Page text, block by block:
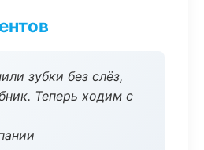
зубки без слёз,
Теперь ходим с